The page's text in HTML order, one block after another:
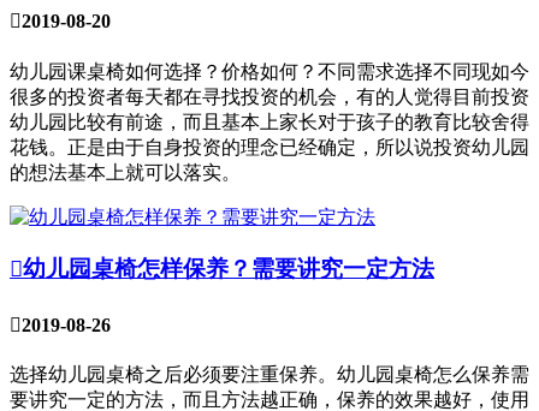
2019-08-20
幼儿园课桌椅如何选择？价格如何？不同需求选择不同现如今
很多的投资者每天都在寻找投资的机会，有的人觉得目前投资
幼儿园比较有前途，而且基本上家长对于孩子的教育比较舍得
花钱。正是由于自身投资的理念已经确定，所以说投资幼儿园
的想法基本上就可以落实。
幼儿园桌椅怎样保养？需要讲究一定方法
2019-08-26
选择幼儿园桌椅之后必须要注重保养。幼儿园桌椅怎么保养需
要讲究一定的方法，而且方法越正确，保养的效果越好，使用